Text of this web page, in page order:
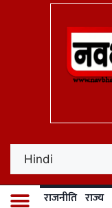
राजनीति राज्य